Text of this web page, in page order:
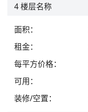
4楼层名称
面积：
租金：
每平方价格：
可用：
装修/空置：